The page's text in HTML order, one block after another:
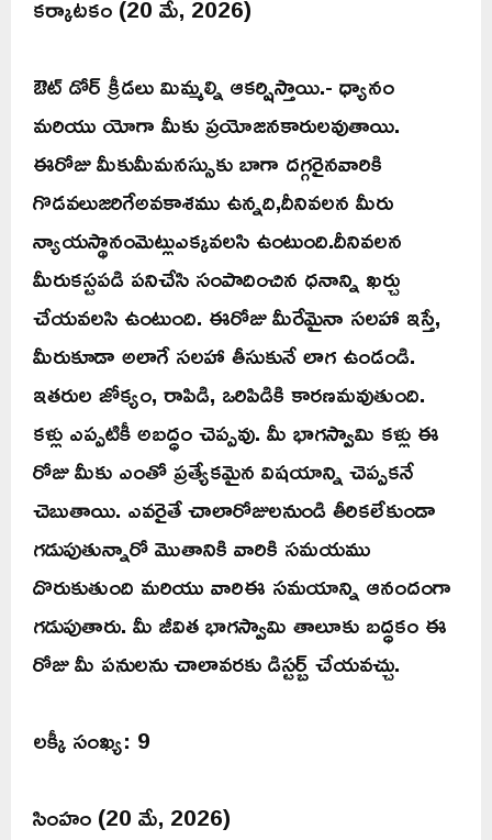
ఔట్ డోర్ క్రీడలు మిమ్మల్ని ఆకర్షిస్తాయి.- ధ్యానం
మరియు యోగా మీకు ప్రయోజనకారులవుతాయి.
ఈరోజు మీకుమీమనస్సుకు బాగా దగ్గరైనవారికి
గొడవలుజరిగేఅవకాశము ఉన్నది,దీనివలన మీరు
న్యాయస్థానంమెట్లుఎక్కవలసి ఉంటుంది.దీనివలన
మీరుకస్టపడి పనిచేసి సంపాదించిన ధనాన్ని ఖర్చు
చేయవలసి ఉంటుంది. ఈరోజు మీరేమైనా సలహా ఇస్తే,
మీరుకూడా అలాగే సలహా తీసుకునే లాగ ఉండండి.
ఇతరుల జోక్యం, రాపిడి, ఒరిపిడికి కారణమవుతుంది.
కళ్లు ఎప్పటికీ అబద్ధం చెప్పవు. మీ భాగస్వామి కళ్లు ఈ
రోజు మీకు ఎంతో ప్రత్యేకమైన విషయాన్ని చెప్పకనే
చెబుతాయి. ఎవరైతే చాలారోజులనుండి తీరికలేకుండా
గడుపుతున్నారో మొతానికి వారికి సమయము
దొరుకుతుంది మరియు వారిఈ సమయాన్ని ఆనందంగా
గడుపుతారు. మీ జీవిత భాగస్వామి తాలూకు బద్ధకం ఈ
రోజు మీ పనులను చాలావరకు డిస్టర్బ్ చేయవచ్చు.
లక్కీ సంఖ్య: 9
సింహం (20 మే, 2026)